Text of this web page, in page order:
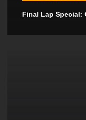
Final Lap Special: